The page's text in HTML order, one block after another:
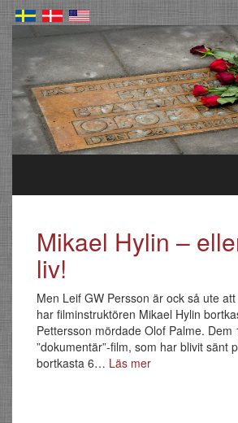
Mikael Hylin –
liv!
Men Leif GW Persson är ock så ute
har filminstruktören Mikael Hylin
Pettersson mördade Olof Palme.
”dokumentär”-film, som har blivit sänt
bortkasta 6… Läs mer